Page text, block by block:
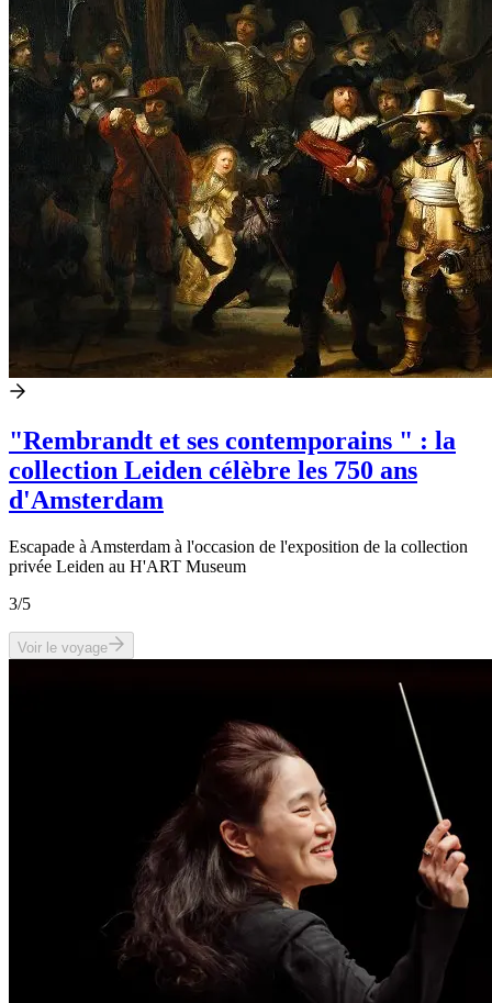
"Rembrandt et ses contemporains " : la
collection Leiden célèbre les 750 ans
d'Amsterdam
Escapade à Amsterdam à l'occasion de l'exposition de la collection
privée Leiden au H'ART Museum
3/5
Voir le voyage